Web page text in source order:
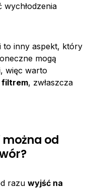
wychłodzenia
to inny aspekt, który
mogą
więc warto
filtrem, zwłaszcza
od
razu wyjść na